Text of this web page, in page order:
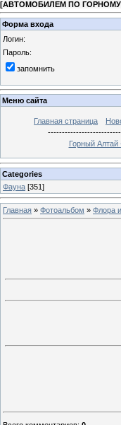
[АВТОМОБИЛЕМ ПО
Форма входа
Логин:
Пароль:
запомнить
Меню сайта
Главная страница
Горный
Categories
Фауна [351]
Главная » Фотоальбом » Флора